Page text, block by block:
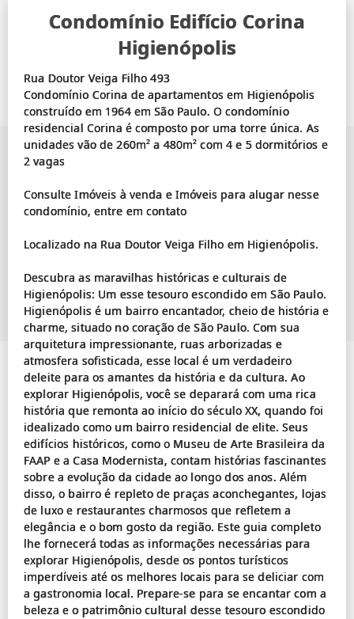
Condomínio Edifício Corina
Higienópolis
Rua Doutor Veiga Filho 493
Condomínio Corina de apartamentos em Higienópolis
construído em 1964 em São Paulo. O condomínio
residencial Corina é composto por uma torre única. As
unidades vão de 260m² a 480m² com 4 e 5 dormitórios e
2 vagas
Consulte Imóveis à venda e Imóveis para alugar nesse
condomínio, entre em contato
Localizado na Rua Doutor Veiga Filho em Higienópolis.
Descubra as maravilhas históricas e culturais de
Higienópolis: Um esse tesouro escondido em São Paulo.
Higienópolis é um bairro encantador, cheio de história e
charme, situado no coração de São Paulo. Com sua
arquitetura impressionante, ruas arborizadas e
atmosfera sofisticada, esse local é um verdadeiro
deleite para os amantes da história e da cultura. Ao
explorar Higienópolis, você se deparará com uma rica
história que remonta ao início do século XX, quando foi
idealizado como um bairro residencial de elite. Seus
edifícios históricos, como o Museu de Arte Brasileira da
FAAP e a Casa Modernista, contam histórias fascinantes
sobre a evolução da cidade ao longo dos anos. Além
disso, o bairro é repleto de praças aconchegantes, lojas
de luxo e restaurantes charmosos que refletem a
elegância e o bom gosto da região. Este guia completo
lhe fornecerá todas as informações necessárias para
explorar Higienópolis, desde os pontos turísticos
imperdíveis até os melhores locais para se deliciar com
a gastronomia local. Prepare-se para se encantar com a
beleza e o patrimônio cultural desse tesouro escondido